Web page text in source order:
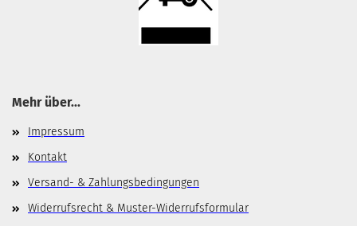
Mehr über...
Impressum
Kontakt
Versand- & Zahlungsbedingungen
Widerrufsrecht & Muster-Widerrufsformular